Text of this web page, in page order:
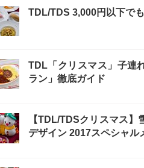
TDL/TDS 3,000円以下で
TDL「クリスマス」子連
ラン」徹底ガイド
【TDL/TDSクリスマス】
デザイン 2017スペシャル